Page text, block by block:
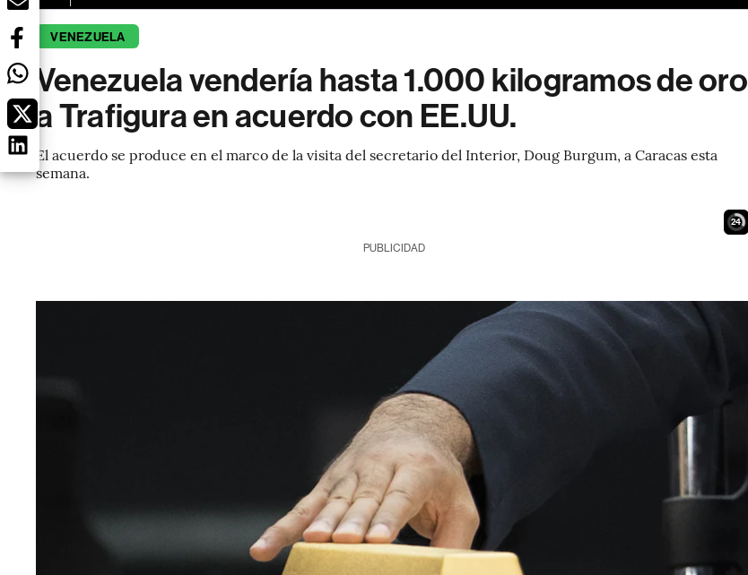
VENEZUELA
Venezuela vendería hasta 1.000 kilogramos de oro
a Trafigura en acuerdo con EE.UU.
El acuerdo se produce en el marco de la visita del secretario del Interior, Doug Burgum, a Caracas esta
semana.
23
PUBLICIDAD